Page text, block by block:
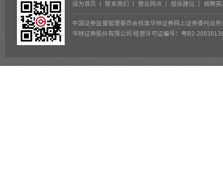
设为首页 联系我们 营业网点 投诉建议 诚聘
中国证券监督管理委员会核准华林证券网上证券委托业
华林证券股份有限公司 经营许可证编号：粤B2-